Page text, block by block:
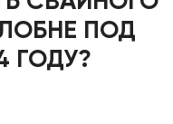
ПОД
ГОДУ?